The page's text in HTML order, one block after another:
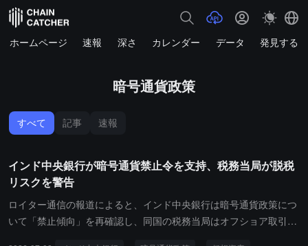
ホームページ 速報 深さ カレンダー データ 発見する
暗号通貨政策
すべて 記事 速報
インド中央銀行が暗号通貨禁止令を支持、税務当局が脱税
リスクを警告
ロイター通信の報道によると、インド中央銀行は暗号通貨政策につ
いて「禁止傾向」を再確認し、同国の税務当局はオフショア取引所